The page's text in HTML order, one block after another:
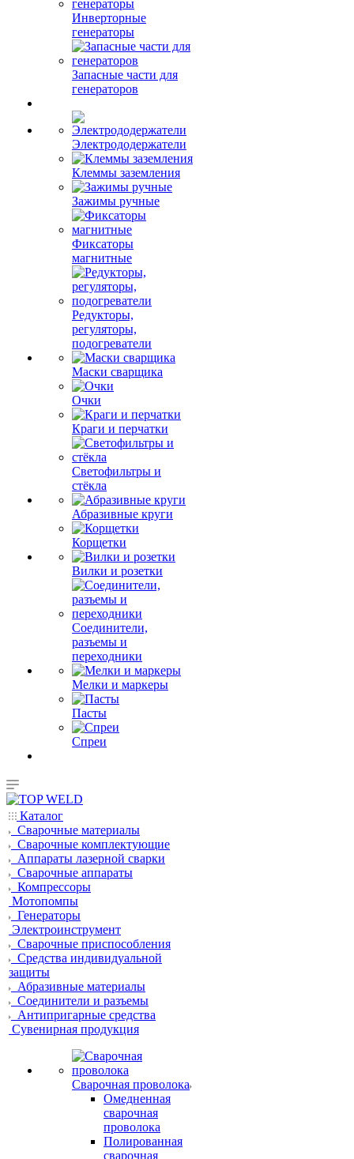
Инверторные
генераторы
Запасные части для
генераторов
Электрододержатели
Клеммы заземления
Зажимы ручные
Фиксаторы
магнитные
Редукторы,
регуляторы,
подогреватели
Маски сварщика
Очки
Краги и перчатки
Светофильтры и
стёкла
Абразивные круги
Корщетки
Вилки и розетки
Соединители,
разъемы и
переходники
Мелки и маркеры
Пасты
Спреи
Каталог
Сварочные материалы
Сварочные комплектующие
Аппараты лазерной сварки
Сварочные аппараты
Компрессоры
Мотопомпы
Генераторы
Электроинструмент
Сварочные приспособления
Средства индивидуальной
защиты
Абразивные материалы
Соединители и разъемы
Антипригарные средства
Сувенирная продукция
Сварочная проволока
Омедненная
сварочная
проволока
Полированная
сварочная